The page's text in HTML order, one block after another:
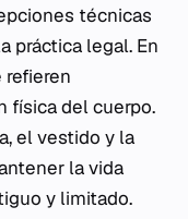
técnicas
práctica legal. En
física del cuerpo.
el vestido y la
la vida
y limitado.